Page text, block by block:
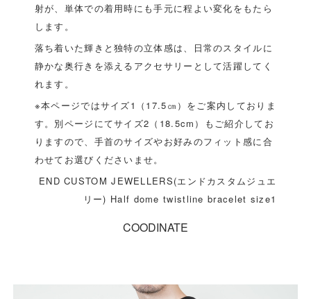
射が、単体での着用時にも手元に程よい変化をもたら
します。
落ち着いた輝きと独特の立体感は、日常のスタイルに
静かな奥行きを添えるアクセサリーとして活躍してく
れます。
※本ページではサイズ1（17.5㎝）をご案内しておりま
す。別ページにてサイズ2（18.5cm）もご紹介してお
りますので、手首のサイズやお好みのフィット感に合
わせてお選びくださいませ。
END CUSTOM JEWELLERS(エンドカスタムジュエ
リー) Half dome twistline bracelet size1
COODINATE